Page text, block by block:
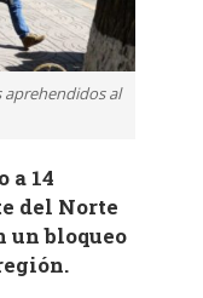
aprehendidos al
a 14
del Norte
un bloqueo